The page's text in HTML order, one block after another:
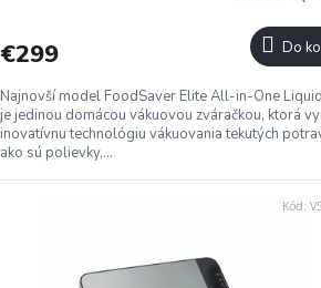
€299 Do
Najnovší model FoodSaver Elite All-in-One
je jedinou domácou vákuovou zváračkou, ktorá
inovatívnu technológiu vákuovania tekutých
ako sú polievky,...
Kód: